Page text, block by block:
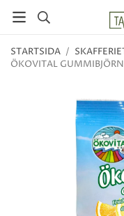
STARTSIDA /
ÖKOVITAL